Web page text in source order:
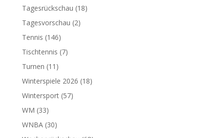
Tagesrückschau (18)
Tagesvorschau (2)
Tennis (146)
Tischtennis (7)
Turnen (11)
Winterspiele 2026 (18)
Wintersport(57)
WM (33)
WNBA(30)